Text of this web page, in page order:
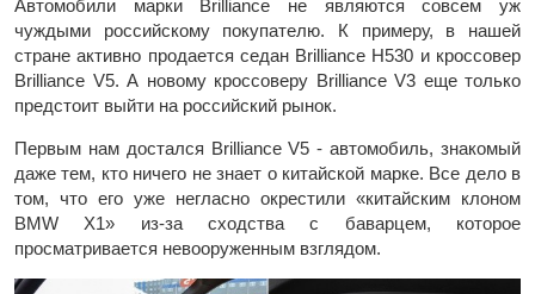
Автомобили марки Brilliance не являются совсем уж
чуждыми российскому покупателю. К примеру, в нашей
стране активно продается седан Brilliance H530 и кроссовер
Brilliance V5. А новому кроссоверу Brilliance V3 еще только
предстоит выйти на российский рынок.
Первым нам достался Brilliance V5 - автомобиль, знакомый
даже тем, кто ничего не знает о китайской марке. Все дело в
том, что его уже негласно окрестили «китайским клоном
BMW X1» из-за сходства с баварцем, которое
просматривается невооруженным взглядом.